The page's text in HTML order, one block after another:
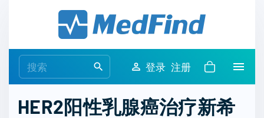
e
r
登录 注册
HER2阳性乳腺癌治疗新希